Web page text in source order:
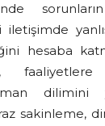
iletişimde
hesaba
faaliyetlere
dilimini
sakinleme,